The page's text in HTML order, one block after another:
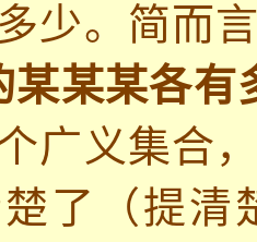
少。简而
某某某各有
广义集合
了（提清